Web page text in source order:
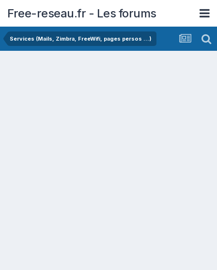
Free-reseau.fr - Les forums
Services (Mails, Zimbra, FreeWifi, pages persos ...)